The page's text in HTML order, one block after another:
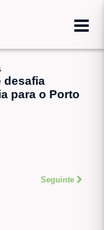
desafia
para o Porto
Seguinte